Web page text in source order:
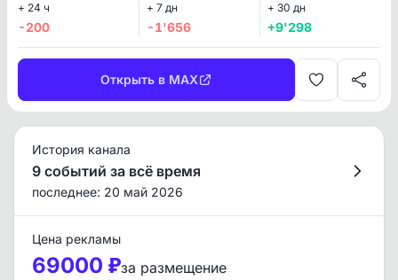
+ 24 ч
-200
+ 7 дн
-1'656
+ 30 дн
+9'298
Открыть в MAX
История канала
9 событий за всё время
последнее: 20 май 2026
Цена рекламы
69000 ₽за размещение